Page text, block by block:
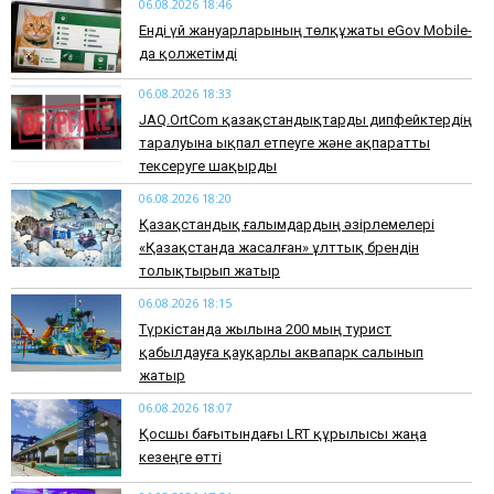
06.08.2026 18:46
Енді үй жануарларының төлқұжаты eGov Mobile-
да қолжетімді
06.08.2026 18:33
JAQ.OrtCom қазақстандықтарды дипфейктердің
таралуына ықпал етпеуге және ақпаратты
тексеруге шақырды
06.08.2026 18:20
Қазақстандық ғалымдардың әзірлемелері
«Қазақстанда жасалған» ұлттық брендін
толықтырып жатыр
06.08.2026 18:15
Түркістанда жылына 200 мың турист
қабылдауға қауқарлы аквапарк салынып
жатыр
06.08.2026 18:07
Қосшы бағытындағы LRT құрылысы жаңа
кезеңге өтті